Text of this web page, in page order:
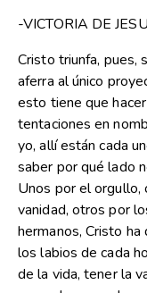
-VICTORIA DE
Cristo triunfa, pues,
aferra al único
esto tiene que
tentaciones en
yo, allí están cada
saber por qué lado
Unos por el orgullo,
vanidad, otros por
hermanos, Cristo ha
los labios de cada
de la vida, tener la